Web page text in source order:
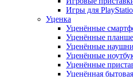
Игры для
Уценка
Уценённые
Уценённые
Уценённые
Уценённые
Уценённые
Уценённая